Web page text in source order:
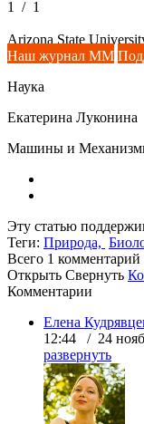
1 / 1
Arizona State
Наш журнал ММ
Наука
Екатерина Луконина
Машины и
Эту статью
Теги: Природа,
Всего 1 комментарий
Открыть Свернуть
Комментарии
Елена
12:44 / 24
развернуть